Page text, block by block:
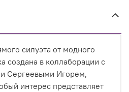
силуэта от модного
создана в коллаборации с
Сергеевыми Игорем,
интерес представляет